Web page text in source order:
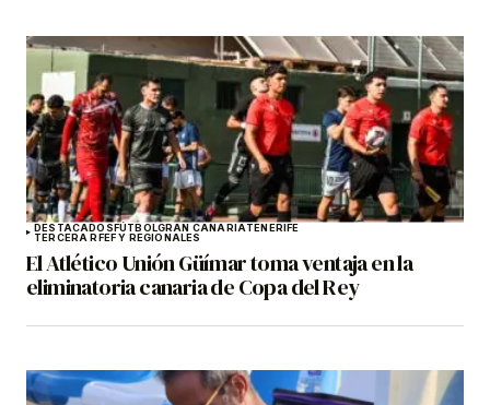
DESTACADOSFÚTBOLGRAN CANARIATENERIFE
TERCERA RFEF Y REGIONALES
El Atlético Unión Güímar toma ventaja en la
eliminatoria canaria de Copa del Rey